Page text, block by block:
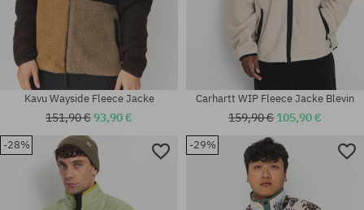
Verfügbare Größen:
Verfügbare Größen:
Kavu Wayside Fleece Jacke
151,90 €93,90 €
Carhartt WIP Fleece Jacke Blevin
159,90 € 105,90 €
-28% -29%